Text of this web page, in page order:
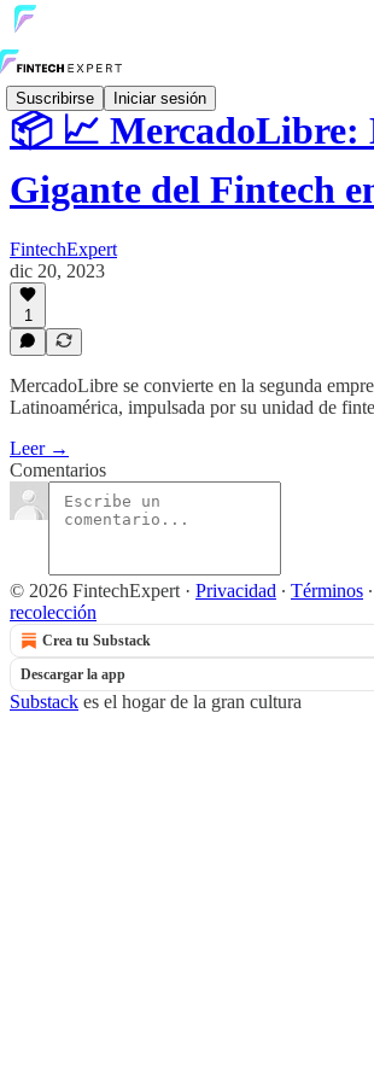
Suscribirse Iniciar sesión
📦 📈 MercadoLibre:
Gigante del Fintech
FintechExpert
dic 20, 2023
1
MercadoLibre se convierte en la segunda
Latinoamérica, impulsada por su unidad de
Leer →
Comentarios
© 2026 FintechExpert · Privacidad ∙ Términos ∙
recolección
Crea tu Substack
Descargar la app
Substack es el hogar de la gran cultura